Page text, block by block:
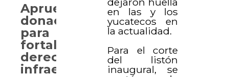
en las y los
yucatecos en
la actualidad.
Para el corte
del listón
inaugural, se
Aprueban
donaciones
para
fortalecer
derechos,
infraestructura